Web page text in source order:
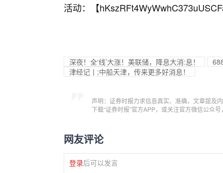
活动：【
深夜！全‘线’大涨！美联储，降息大消:息！
津经记丨;中船天津，传来更多好消息！
声明：证券时报力求信息真实、准确，文章提及
下载“证券时报”官方APP，或关注官方微信公众
网友评论
登录后可以发言